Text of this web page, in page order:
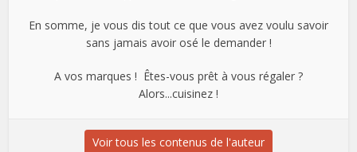
En somme, je vous dis tout ce que vous avez voulu savoir
sans jamais avoir osé le demander !
A vos marques ! Êtes-vous prêt à vous régaler ?
Alors...cuisinez !
Voir tous les contenus de l'auteur